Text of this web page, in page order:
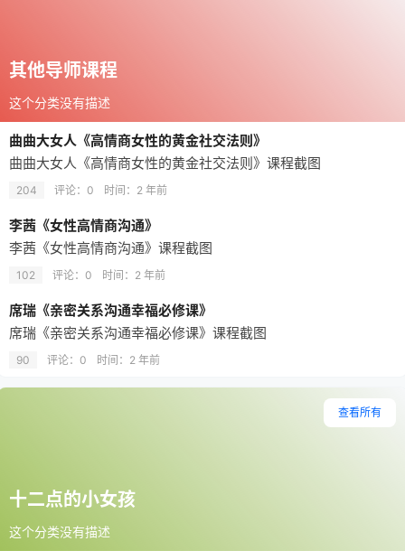
其他导师课程
这个分类没有描述
曲曲大女人《高情商女性的黄金社交法则》
曲曲大女人《高情商女性的黄金社交法则》课程截图
204 评论：0 时间： 2 年前
李茜《女性高情商沟通》
李茜《女性高情商沟通》课程截图
102 评论：0 时间： 2 年前
席瑞《亲密关系沟通幸福必修课》
席瑞《亲密关系沟通幸福必修课》课程截图
90 评论：0 时间： 2 年前
十二点的小女孩
这个分类没有描述
查看所有